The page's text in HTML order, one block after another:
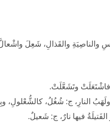
والناصِيَةِ والقَذالِ، شَعِلَ
فاشْتَعَلَتْ وتَشَعَّلَتْ.
النارِ، ج: شُغُلُ، كالشُّعْلولِ،
فيها نارٌ، ج: شَعيلٌ.